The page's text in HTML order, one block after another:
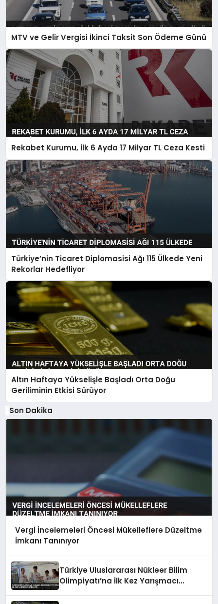
MTV ve Gelir Vergisi İkinci Taksit Son Ödeme Günü
Rekabet Kurumu, İlk 6 Ayda 17 Milyar TL Ceza Kesti
Türkiye’nin Ticaret Diplomasisi Ağı 115 Ülkede Yeni
Rekorlar Hedefliyor
Altın Haftaya Yükselişle Başladı Orta Doğu
Geriliminin Etkisi Sürüyor
Son Dakika
Vergi İncelemeleri Öncesi Mükelleflere Düzeltme
İmkanı Tanınıyor
Türkiye Uluslararası Nükleer Bilim
Olimpiyatı’na İlk Kez Yarışmacı